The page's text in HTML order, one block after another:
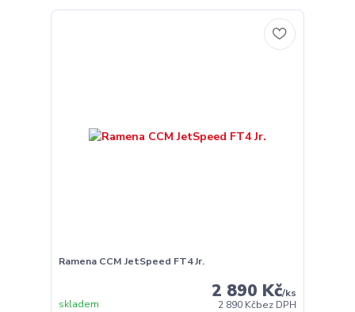
Ramena CCM JetSpeed FT4 Jr.
2 890 Kč/ks
2 890 Kčbez DPH
skladem